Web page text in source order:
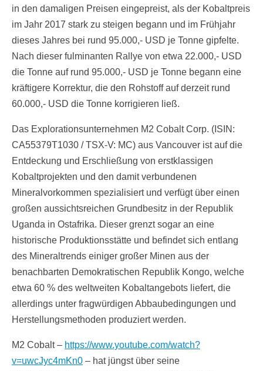
in den damaligen Preisen eingepreist, als der Kobaltpreis
im Jahr 2017 stark zu steigen begann und im Frühjahr
dieses Jahres bei rund 95.000,- USD je Tonne gipfelte.
Nach dieser fulminanten Rallye von etwa 22.000,- USD
die Tonne auf rund 95.000,- USD je Tonne begann eine
kräftigere Korrektur, die den Rohstoff auf derzeit rund
60.000,- USD die Tonne korrigieren ließ.
Das Explorationsunternehmen M2 Cobalt Corp. (ISIN:
CA55379T1030 / TSX-V: MC) aus Vancouver ist auf die
Entdeckung und Erschließung von erstklassigen
Kobaltprojekten und den damit verbundenen
Mineralvorkommen spezialisiert und verfügt über einen
großen aussichtsreichen Grundbesitz in der Republik
Uganda in Ostafrika. Dieser grenzt sogar an eine
historische Produktionsstätte und befindet sich entlang
des Mineraltrends einiger großer Minen aus der
benachbarten Demokratischen Republik Kongo, welche
etwa 60 % des weltweiten Kobaltangebots liefert, die
allerdings unter fragwürdigen Abbaubedingungen und
Herstellungsmethoden produziert werden.
M2 Cobalt – https://www.youtube.com/watch?
v=uwcJyc4mKn0 – hat jüngst über seine